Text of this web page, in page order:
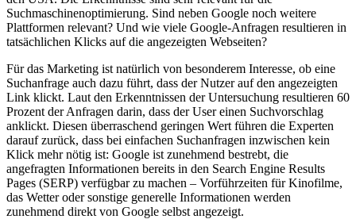
Suchmaschinenoptimierung. Sind neben Google noch weitere
Plattformen relevant? Und wie viele Google-Anfragen resultieren in
tatsächlichen Klicks auf die angezeigten Webseiten?
Für das Marketing ist natürlich von besonderem Interesse, ob eine
Suchanfrage auch dazu führt, dass der Nutzer auf den angezeigten
Link klickt. Laut den Erkenntnissen der Untersuchung resultieren 60
Prozent der Anfragen darin, dass der User einen Suchvorschlag
anklickt. Diesen überraschend geringen Wert führen die Experten
darauf zurück, dass bei einfachen Suchanfragen inzwischen kein
Klick mehr nötig ist: Google ist zunehmend bestrebt, die
angefragten Informationen bereits in den Search Engine Results
Pages (SERP) verfügbar zu machen – Vorführzeiten für Kinofilme,
das Wetter oder sonstige generelle Informationen werden
zunehmend direkt von Google selbst angezeigt.